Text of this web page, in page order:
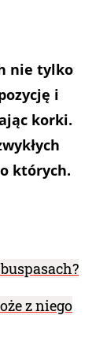
nie tylko
i
korki.
których.
z niego